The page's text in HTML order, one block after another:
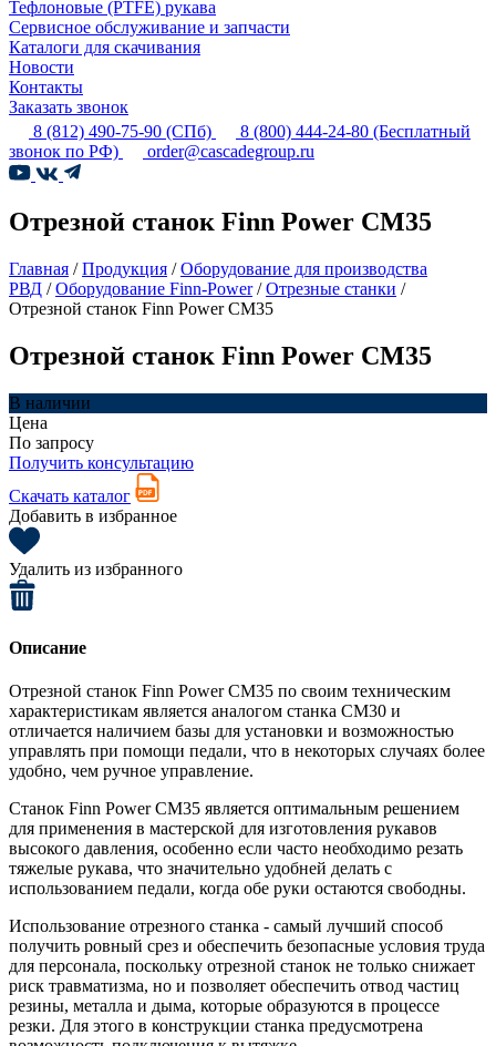
Тефлоновые (PTFE) рукава
Сервисное обслуживание и запчасти
Каталоги для скачивания
Новости
Контакты
Заказать звонок
8 (812) 490-75-90 (СПб) 8 (800) 444-24-80 (Бесплатный
звонок по РФ)
order@cascadegroup.ru
Отрезной станок Finn Power CM35
Главная /Продукция /Оборудование для производства
РВД /Оборудование Finn-Power/Отрезные станки /
Отрезной станок Finn Power CM35
Отрезной станок Finn Power CM35
В наличии
Цена
По запросу
Получить консультацию
Скачать каталог
Добавить в избранное
Удалить из избранного
Описание
Отрезной станок Finn Power CM35 по своим техническим
характеристикам является аналогом станка CM30 и
отличается наличием базы для установки и возможностью
управлять при помощи педали, что в некоторых случаях более
удобно, чем ручное управление.
Станок Finn Power CM35 является оптимальным решением
для применения в мастерской для изготовления рукавов
высокого давления, особенно если часто необходимо резать
тяжелые рукава, что значительно удобней делать с
использованием педали, когда обе руки остаются свободны.
Использование отрезного станка - самый лучший способ
получить ровный срез и обеспечить безопасные условия труда
для персонала, поскольку отрезной станок не только снижает
риск травматизма, но и позволяет обеспечить отвод частиц
резины, металла и дыма, которые образуются в процессе
резки. Для этого в конструкции станка предусмотрена